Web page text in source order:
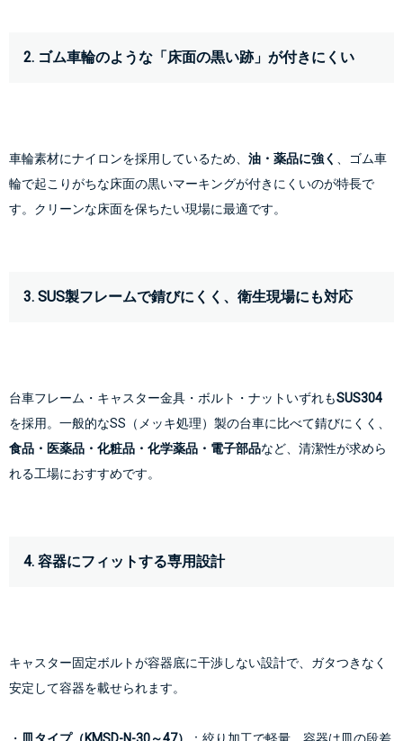
2. ゴム車輪のような「床面の黒い跡」が付きにくい
車輪素材にナイロンを採用しているため、 油・薬品に強く
、ゴム車
輪で起こりがちな床面の黒いマーキングが付きにくいのが特長で
3. SUS製フレームで錆びにくく、衛生現場にも対応
台車フレーム・キャスター金具・ボルト・ナットいずれもSUS304
を採用。一般的なSS（メッキ処理）製の台車に比べて錆びにくく、
食品・医薬品・化粧品・化学薬品・電子部品など、清潔性が求めら
4. 容器にフィットする専用設計
キャスター固定ボルトが容器底に干渉しない設計で、ガタつきなく
安定して容器を載せられます。
・ 皿タイプ（KMSD-N-30～47） ：絞り加工で軽量。容器は皿の段差